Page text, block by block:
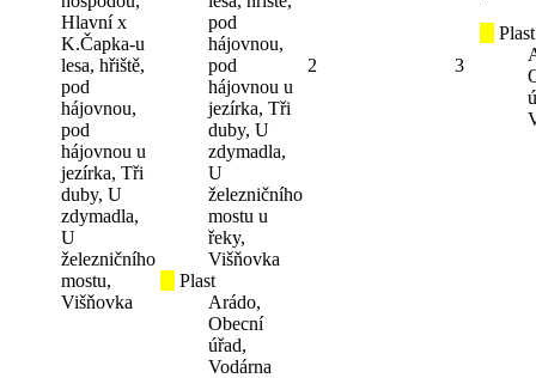
Hlavní x
K.Čapka-u
lesa, hřiště,
pod
hájovnou,
pod
hájovnou u
jezírka, Tři
duby, U
zdymadla,
U
železničního
mostu,
Višňovka
pod
hájovnou,
pod
hájovnou u
jezírka, Tři
duby, U
zdymadla,
U
železničního
mostu u
řeky,
Višňovka
Plast
Arádo,
Obecní
úřad,
Vodárna
2 3
Plast